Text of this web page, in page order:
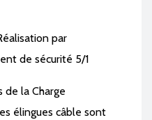
par
de sécurité 5/1
de la Charge
élingues câble sont